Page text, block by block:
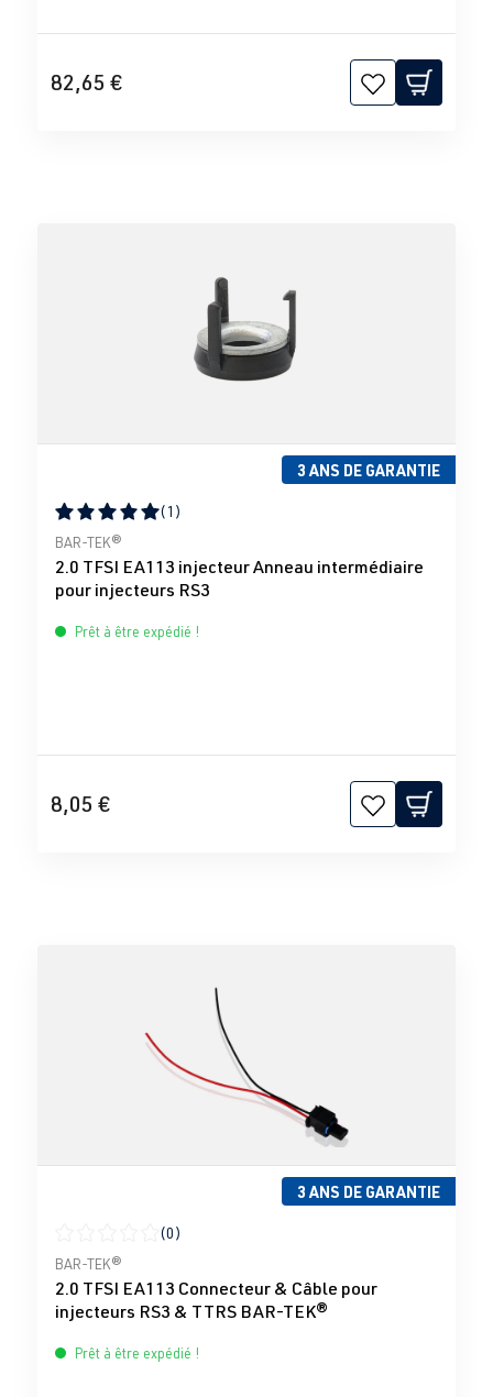
82,65 €
3 ANS DE GARANTIE
Note moyenne de 5 sur 5 étoiles
(1)
BAR-TEK®
2.0 TFSI EA113 injecteur Anneau intermédiaire
pour injecteurs RS3
Prêt à être expédié !
8,05 €
3 ANS DE GARANTIE
Note moyenne de 0 sur 5 étoiles
(0)
BAR-TEK®
2.0 TFSI EA113 Connecteur & Câble pour
injecteurs RS3 & TTRS BAR-TEK®
Prêt à être expédié !